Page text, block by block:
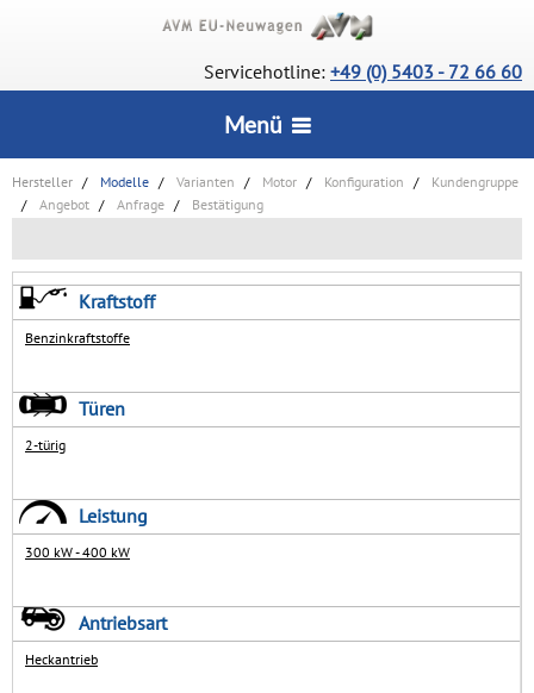
Servicehotline: +49 (0) 5403 - 72 66 60
Menü
STARTSEITE
CarConfigurator
SERVICE
Häufige Fragen
Typklassen-Abfrage
UNSERE AUSZEICHNUNGEN
Hersteller Modelle Varianten Motor Konfiguration
Kundengruppe
Angebot
Anfrage Bestätigung
Kraftstoff
Benzinkraftstoffe
Türen
2-türig
Leistung
300 kW - 400 kW
Antriebsart
Heckantrieb